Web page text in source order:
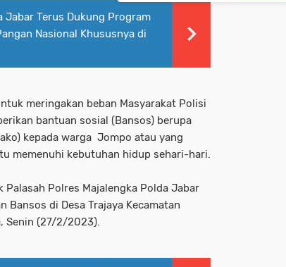
Jabar Terus Dukung Program
Nasional Khususnya di
meringakan beban Masyarakat Polisi
bantuan sosial (Bansos) berupa
kepada warga Jompo atau yang
memenuhi kebutuhan hidup sehari-hari.
Palasah Polres Majalengka Polda Jabar
Bansos di Desa Trajaya Kecamatan
Senin (27/2/2023).